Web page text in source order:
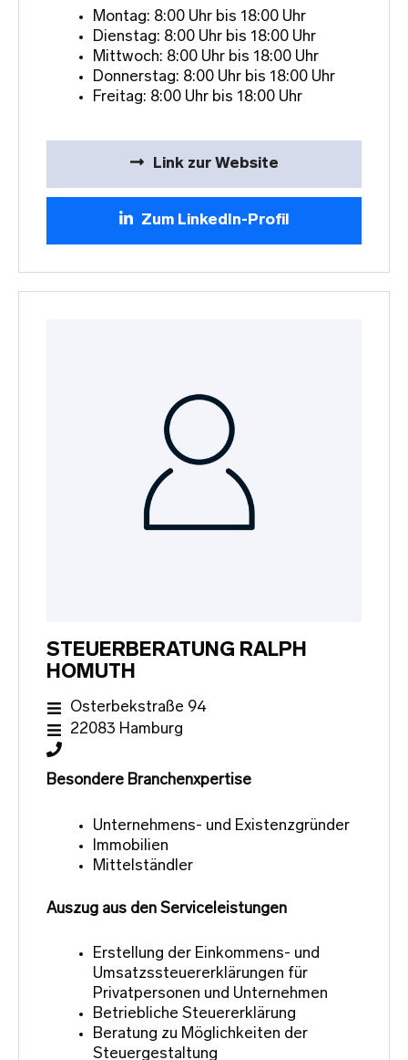
Montag: 8:00 Uhr bis 18:00 Uhr
Dienstag: 8:00 Uhr bis 18:00 Uhr
Mittwoch: 8:00 Uhr bis 18:00 Uhr
Donnerstag: 8:00 Uhr bis 18:00 Uhr
Freitag: 8:00 Uhr bis 18:00 Uhr
Link zur Website
Zum LinkedIn-Profil
STEUERBERATUNG RALPH
HOMUTH
Osterbekstraße 94
22083 Hamburg
Besondere Branchenxpertise
Unternehmens- und Existenzgründer
Immobilien
Mittelständler
Auszug aus den Serviceleistungen
Erstellung der Einkommens- und
Umsatzssteuererklärungen für
Privatpersonen und Unternehmen
Betriebliche Steuererklärung
Beratung zu Möglichkeiten der
Steuergestaltung